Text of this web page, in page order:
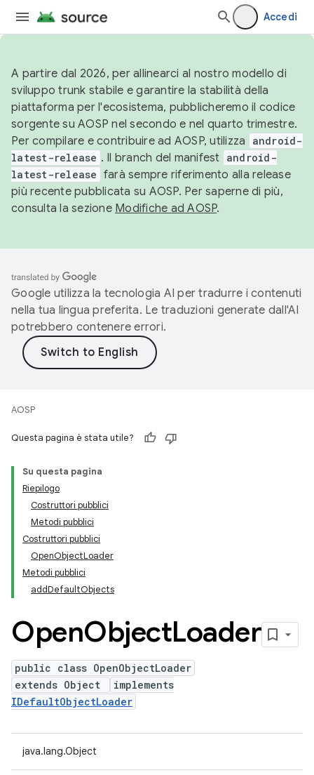
Accedi
A partire dal 2026, per allinearci al nostro modello di
sviluppo trunk stabile e garantire la stabilità della
piattaforma per l'ecosistema, pubblicheremo il codice
sorgente su AOSP nel secondo e nel quarto trimestre.
Per compilare e contribuire ad AOSP, utilizza
android-
latest-release . Il branch del manifest android-
latest-release farà sempre riferimento alla release
più recente pubblicata su AOSP. Per saperne di più,
consulta la sezione Modifiche ad AOSP.
Google utilizza la tecnologia AI per tradurre i contenuti
nella tua lingua preferita. Le traduzioni generate dall'AI
potrebbero contenere errori.
AOSP
Questa pagina è stata utile?
Su questa pagina
Riepilogo
Costruttori pubblici
Metodi pubblici
Costruttori pubblici
OpenObjectLoader
Metodi pubblici
addDefaultObjects
OpenObjectLoader
public class OpenObjectLoader
extends Object
implements
IDefaultObjectLoader
java.lang.Object